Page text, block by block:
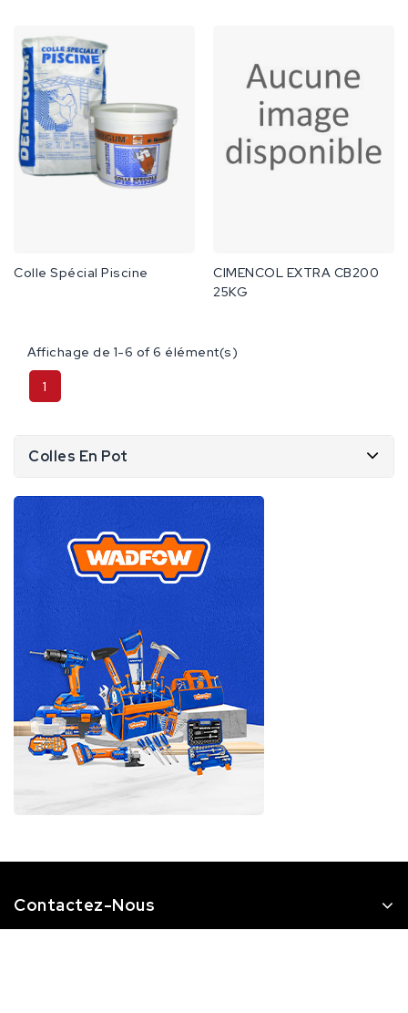
Colles En Pot
Colle Spécial Piscine
CIMENCOL EXTRA CB200
25KG
Affichage de 1-6 of 6 élément(s)
1
Contactez-Nous